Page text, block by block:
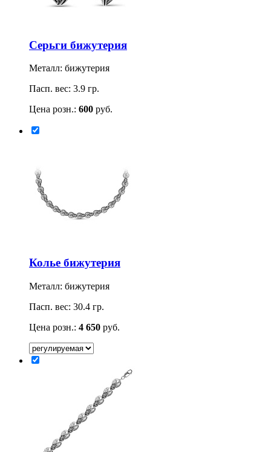
Серьги бижутерия
Металл: бижутерия
Пасп. вес: 3.9 гр.
Цена розн.: 600 руб.
Колье бижутерия
Металл: бижутерия
Пасп. вес: 30.4 гр.
Цена розн.: 4 650 руб.